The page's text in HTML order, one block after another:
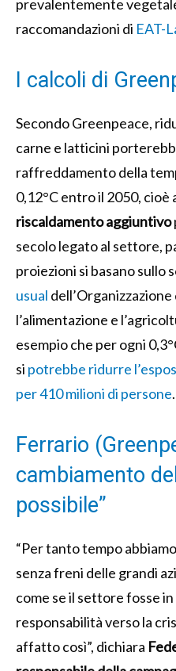
prevalentemente
raccomandazioni di EAT-
I calcoli di
Secondo Greenpeace,
carne e latticini
raffreddamento della
0,12°C entro il 2050, cioè
riscaldamento aggiuntivo
secolo legato al settore,
proiezioni si basano sullo
usual
l’alimentazione e
esempio che per ogni
si potrebbe ridurre
per 410 milioni di persone.
Ferrario
cambiamento
possibile”
“Per tanto tempo
senza freni delle grandi
come se il settore fosse
responsabilità verso la
affatto così”, dichiara